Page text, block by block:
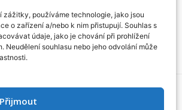
používáme technologie, jako jsou
o zařízení a/nebo k nim přistupují. Souhlas s
údaje, jako je chování při prohlížení
Neudělení souhlasu nebo jeho odvolání může
Přijmout